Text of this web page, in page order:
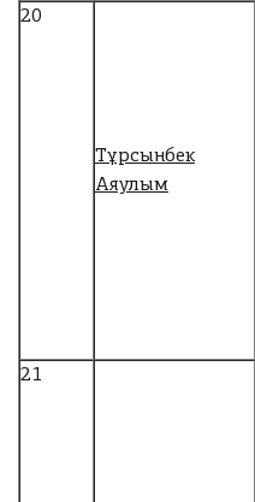
20
Тұрсынбек
Аяулым
21